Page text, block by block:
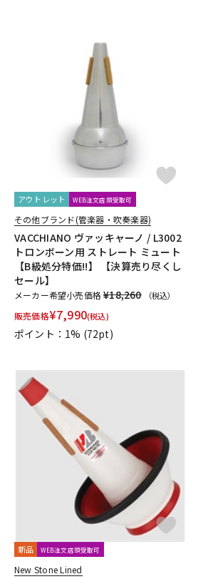
CG Mouthpiece
アウトレット WEB注文店頭受取可
その他ブランド(管楽器・吹奏楽器)
VACCHIANO ヴァッキャーノ / L3002
トロンボーン用 ストレート ミュート
【B級処分特価!!】 【決算売り尽くし
セール】
メーカー希望小売価格¥18,260 （税込）
販売価格¥7,990(税込)
ポイント：1% (72pt)
新品 WEB注文店頭受取可
New Stone Lined